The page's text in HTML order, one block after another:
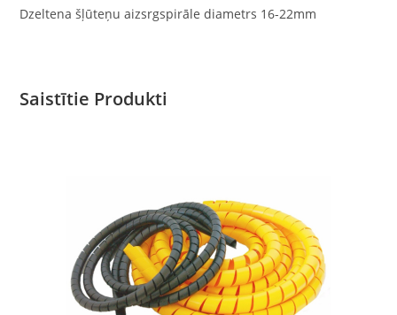
Dzeltena šļūteņu aizsrgspirāle diametrs 16-22mm
Saistītie Produkti